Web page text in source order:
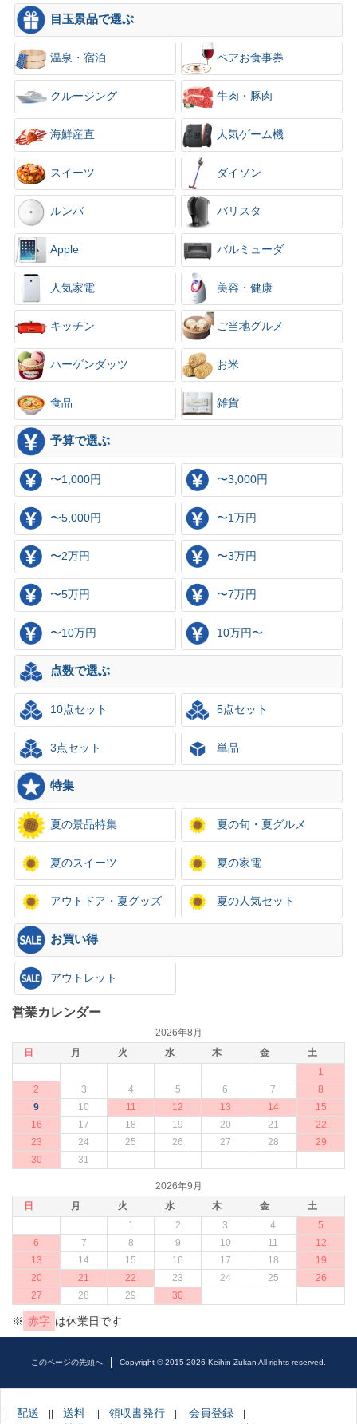
×
目玉景品で選ぶ
温泉・宿泊 ペアお食事券
クルージング 牛肉・豚肉
海鮮産直 人気ゲーム機
スイーツ ダイソン
ルンバ バリスタ
Apple バルミューダ
人気家電 美容・健康
キッチン ご当地グルメ
ハーゲンダッツ お米
食品 雑貨
予算で選ぶ
〜1,000円 〜3,000円
〜5,000円 〜1万円
〜2万円 〜3万円
〜5万円 〜7万円
〜10万円 10万円〜
点数で選ぶ
10点セット 5点セット
3点セット 単品
特集
夏の景品特集 夏の旬・夏グルメ
夏のスイーツ 夏の家電
アウトドア・夏グッズ 夏の人気セット
お買い得
アウトレット
営業カレンダー
2026年8月
日
月 火 水 木 金
土
1
2
3 4 5 6 7
8
9
10 11 12 13 14
15
16
17 18 19 20 21
22
23
24 25 26 27 28
29
30
31
2026年9月
日
月 火 水 木 金
土
1
2 3 4
5
6
7 8 9 10 11
12
13
14 15 16 17 18
19
20
21 22 23 24 25
26
27
28 29 30
※ 赤字 は休業日です
このページの先頭へ Copyright © 2015-2026 Keihin-Zukan All rights reserved.
配送 送料 領収書発行 会員登録